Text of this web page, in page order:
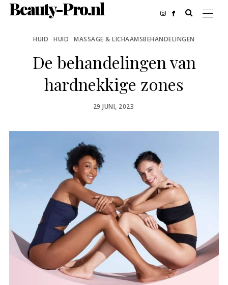
Beauty-Pro.nl
HUID HUID MASSAGE & LICHAAMSBEHANDELINGEN
De behandelingen van
hardnekkige zones
POSTED
29 JUNI, 2023